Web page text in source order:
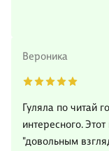
Вероника
Гуляла по читай
интересного.
"довольным